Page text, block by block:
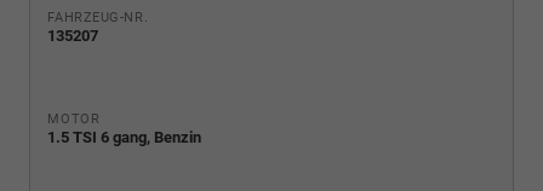
FAHRZEUG-NR.
135207
MOTOR
1.5 TSI 6 gang, Benzin